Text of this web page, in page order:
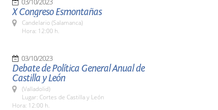
X Congreso Esmontañas
Candelario (Salamanca)
Hora: 12:00 h.
03/10/2023
Debate de Política General Anual de
Castilla y León
(Valladolid)
Lugar: Cortes de Castilla y León
Hora: 12:00 h.